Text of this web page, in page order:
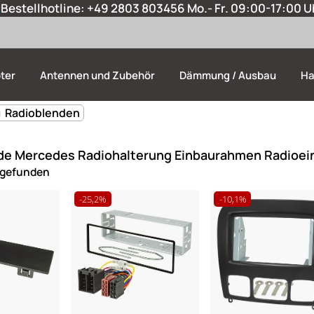
Bestellhotline: +49 2803 803456 Mo.- Fr. 09:00-17:00
Antennen und Zubehör Dämmung / Ausbau
Radioblenden
Mercedes Radiohalterung Einbaurahmen
-25,2% -10,1%